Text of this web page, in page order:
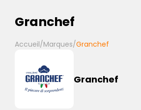
Granchef
Accueil/Marques/Granchef
Granchef